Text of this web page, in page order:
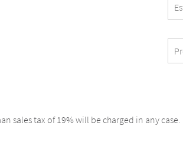
sales tax of 19% will be charged in any case.